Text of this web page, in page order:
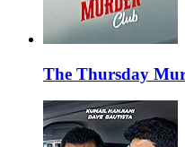
The Thursday